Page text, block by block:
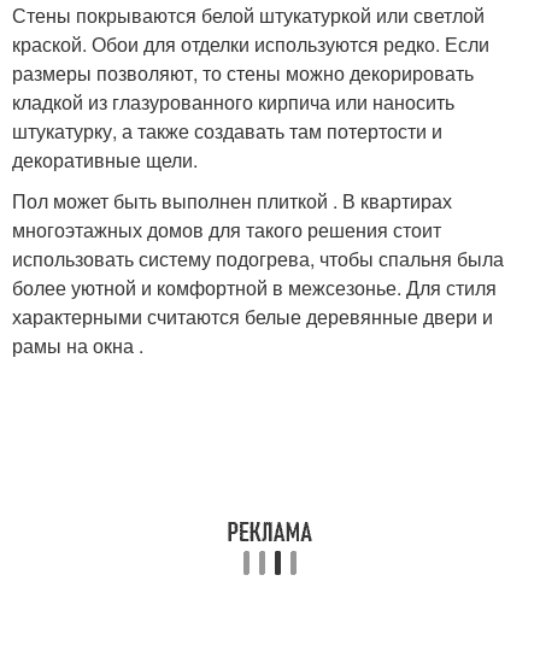
Стены покрываются белой штукатуркой или светлой
краской. Обои для отделки используются редко. Если
размеры позволяют, то стены можно декорировать
кладкой из глазурованного кирпича или наносить
штукатурку, а также создавать там потертости и
декоративные щели.
Пол может быть выполнен плиткой . В квартирах
многоэтажных домов для такого решения стоит
использовать систему подогрева, чтобы спальня была
более уютной и комфортной в межсезонье. Для стиля
характерными считаются белые деревянные двери и
рамы на окна .